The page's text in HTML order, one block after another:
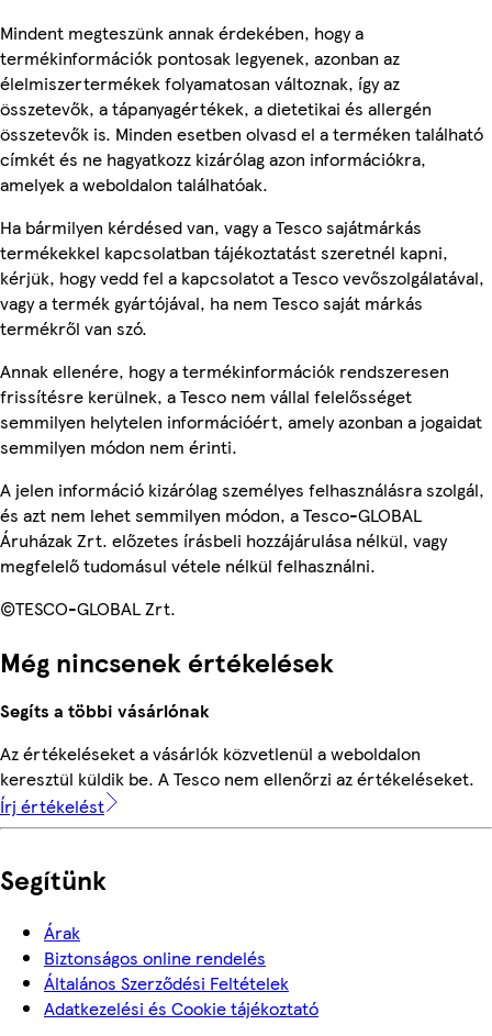
Mindent megteszünk annak érdekében, hogy a
termékinformációk pontosak legyenek, azonban az
élelmiszertermékek folyamatosan változnak, így az
összetevők, a tápanyagértékek, a dietetikai és allergén
összetevők is. Minden esetben olvasd el a terméken található
címkét és ne hagyatkozz kizárólag azon információkra,
amelyek a weboldalon találhatóak.
Ha bármilyen kérdésed van, vagy a Tesco sajátmárkás
termékekkel kapcsolatban tájékoztatást szeretnél kapni,
kérjük, hogy vedd fel a kapcsolatot a Tesco vevőszolgálatával,
vagy a termék gyártójával, ha nem Tesco saját márkás
termékről van szó.
Annak ellenére, hogy a termékinformációk rendszeresen
frissítésre kerülnek, a Tesco nem vállal felelősséget
semmilyen helytelen információért, amely azonban a jogaidat
semmilyen módon nem érinti.
A jelen információ kizárólag személyes felhasználásra szolgál,
és azt nem lehet semmilyen módon, a Tesco-GLOBAL
Áruházak Zrt. előzetes írásbeli hozzájárulása nélkül, vagy
megfelelő tudomásul vétele nélkül felhasználni.
©TESCO-GLOBAL Zrt.
Még nincsenek értékelések
Segíts a többi vásárlónak
Az értékeléseket a vásárlók közvetlenül a weboldalon
keresztül küldik be. A Tesco nem ellenőrzi az értékeléseket.
Írj értékelést
Segítünk
Árak
Biztonságos online rendelés
Általános Szerződési Feltételek
Adatkezelési és Cookie tájékoztató